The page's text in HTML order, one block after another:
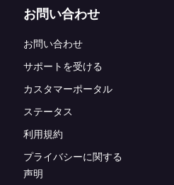
お問い合わせ
お問い合わせ
サポートを受ける
カスタマーポータル
ステータス
利用規約
プライバシーに関する
声明